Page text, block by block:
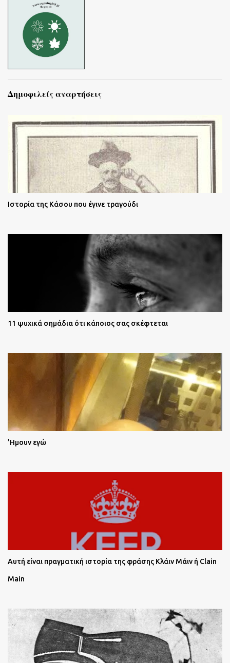
Δημοφιλείς αναρτήσεις
Ιστορία της Κάσου που έγινε τραγούδι
11 ψυχικά σημάδια ότι κάποιος σας σκέφτεται
'Ημουν εγώ
Αυτή είναι πραγματική ιστορία της φράσης Κλάιν Μάιν ή Clain
Main